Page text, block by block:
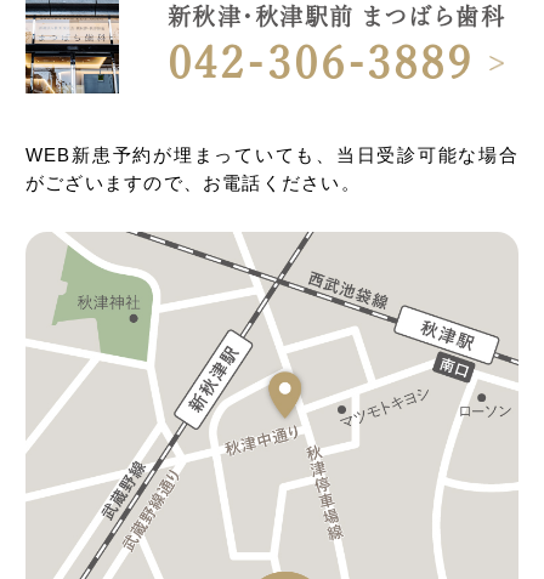
新秋津・秋津駅前 まつばら歯科
042-306-3889
WEB新患予約が埋まっていても、当日受診可能な場合
がございますので、お電話ください。